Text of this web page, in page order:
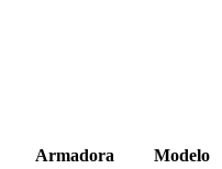
Armadora Modelo